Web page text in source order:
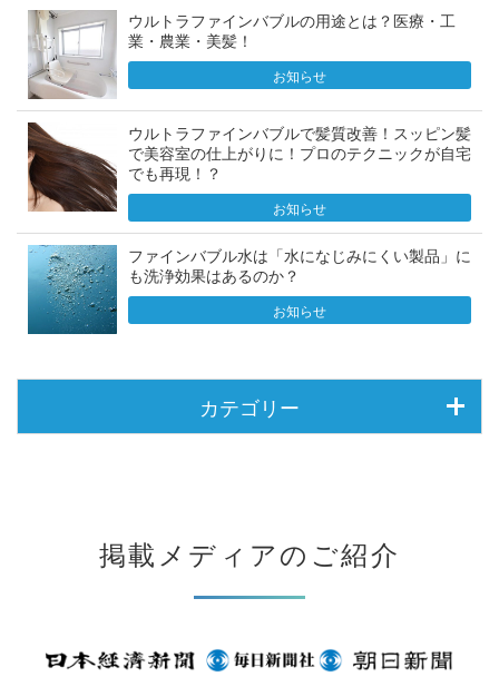
ウルトラファインバブルの用途とは？医療・工
業・農業・美髪！
お知らせ
ウルトラファインバブルで髪質改善！スッピン髪
で美容室の仕上がりに！プロのテクニックが自宅
でも再現！？
お知らせ
ファインバブル水は「水になじみにくい製品」に
も洗浄効果はあるのか？
お知らせ
カテゴリー
掲載メディアのご紹介